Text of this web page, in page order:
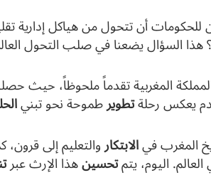
أن تتحول من هياكل إدارية
هذا السؤال يضعنا في صلب التحول
يعكس رحلةتطويرطموحة نحو تبني
المغرب فيالابتكاروالتعليم إلى
اليوم، يتمتحسينهذا الإرث عبر